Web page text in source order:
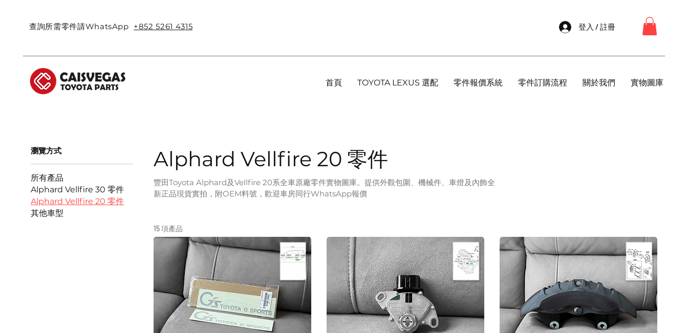
查詢所需零件請WhatsApp +852 5261 4315 登入 / 註冊
首頁 TOYOTA LEXUS 選配 零件報價系統 零件訂購流程 關於我們 實物圖庫
瀏覽方式
所有產品
Alphard Vellfire 30 零件
Alphard Vellfire 20 零件
其他車型
Alphard Vellfire 20 零件
豐田Toyota Alphard及Vellfire 20系全車原廠零件實物圖庫。提供外觀包圍、機械件、車燈及內飾全
新正品現貨實拍，附OEM料號，歡迎車房同行WhatsApp報價
15 項產品